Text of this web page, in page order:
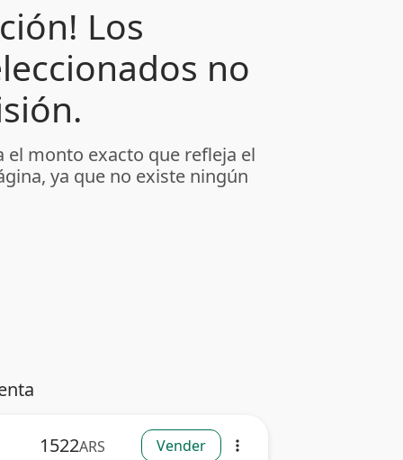
Los
no
el monto exacto que refleja el
ya que no existe ningún
1522ARS Vender more_vert